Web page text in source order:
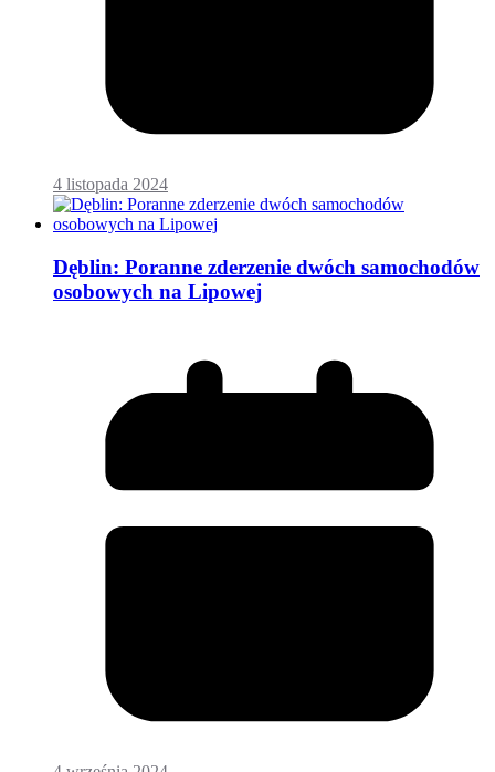
4 listopada 2024
Dęblin: Poranne zderzenie dwóch samochodów
osobowych na Lipowej